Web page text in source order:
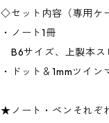
◇セット内容（専用ケ
・ノート1冊
B6サイズ、上製本ス
・ドット＆1mmツイ
★ノート・ペンそれぞ